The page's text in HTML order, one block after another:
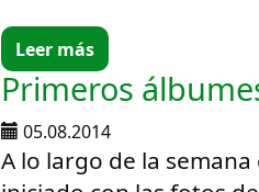
Leer más
Primeros
05.08.2014
A lo largo de la